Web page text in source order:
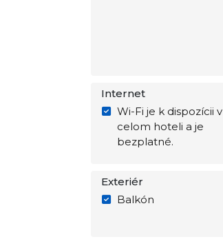
Internet
Wi-Fi je k dispozícii v
celom hoteli a je
bezplatné.
Exteriér
Balkón